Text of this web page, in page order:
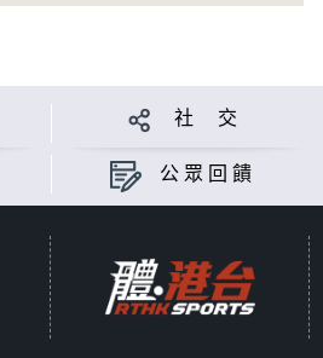
社 交
公眾回饋